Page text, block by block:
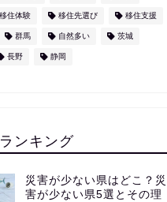
移住体験 移住先選び 移住支援
群馬 自然多い 茨城
長野 静岡
ンキング
災害が少ない県はどこ？災
害が少ない県5選とその理